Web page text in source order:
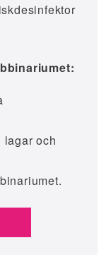
lagar och